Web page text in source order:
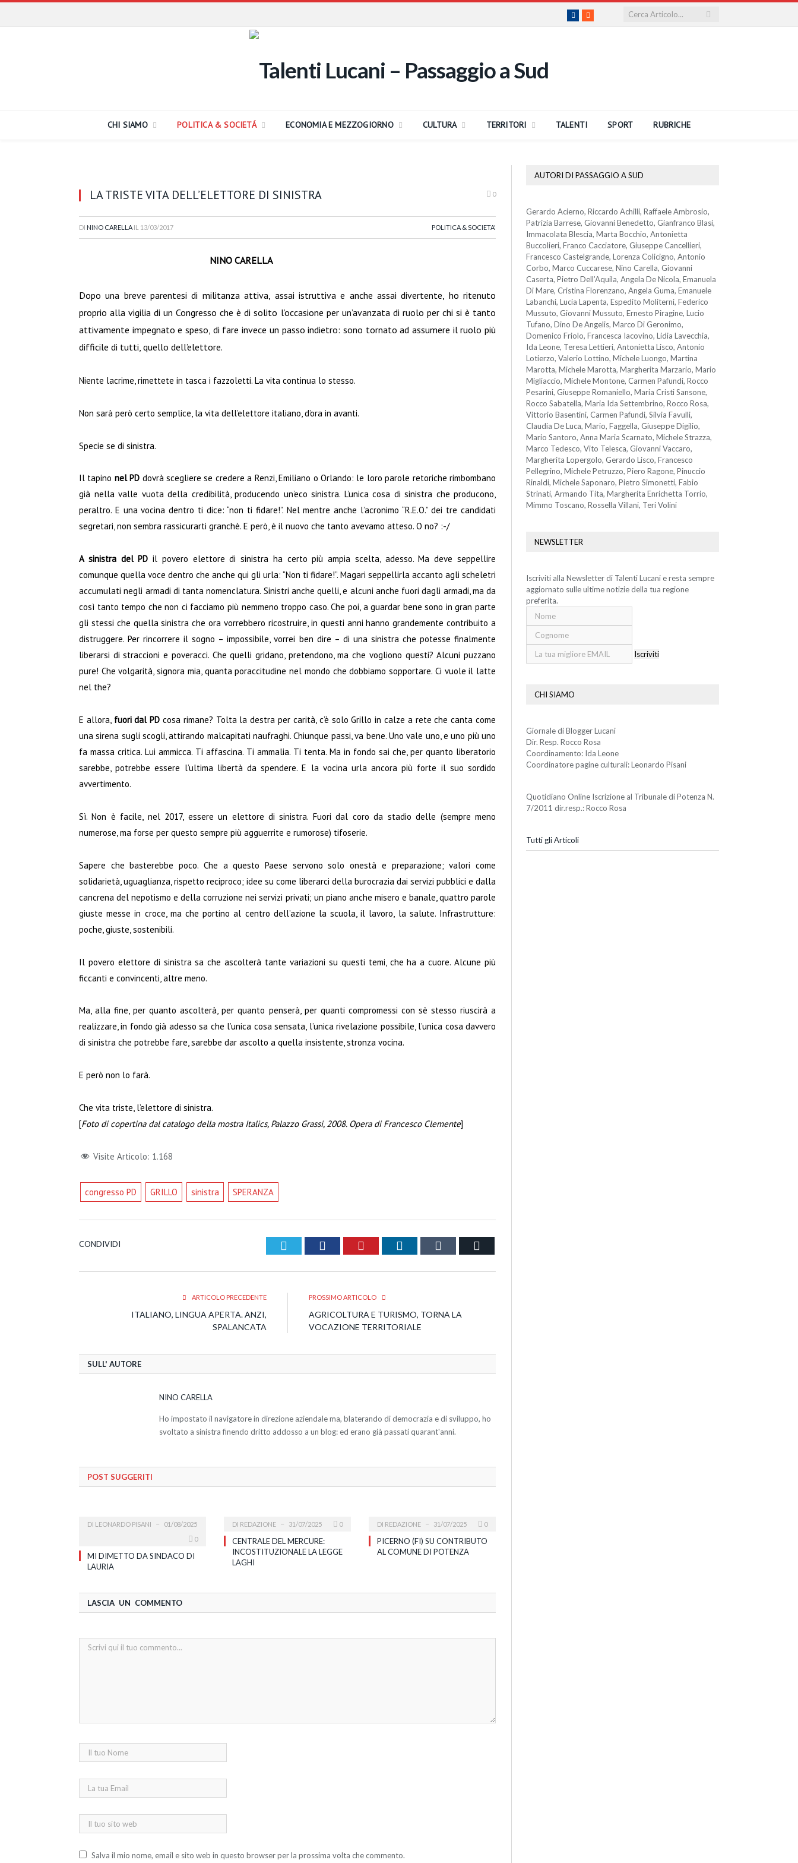
Facebook
RSS
CHI SIAMO POLITICA & SOCIETÁ ECONOMIA E MEZZOGIORNO CULTURA TERRITORI TALENTI SPORT RUBRICHE
LA TRISTE VITA DELL’ELETTORE DI SINISTRA 0
DI NINO CARELLA IL 13/03/2017 POLITICA & SOCIETA'
NINO CARELLA
Dopo una breve parentesi di militanza attiva, assai istruttiva e anche assai divertente, ho ritenuto
proprio alla vigilia di un Congresso che è di solito l’occasione per un’avanzata di ruolo per chi si è tanto
attivamente impegnato e speso, di fare invece un passo indietro: sono tornato ad assumere il ruolo più
difficile di tutti, quello dell’elettore.
Niente lacrime, rimettete in tasca i fazzoletti. La vita continua lo stesso.
Non sarà però certo semplice, la vita dell’elettore italiano, d’ora in avanti.
Specie se di sinistra.
Il tapino nel PD dovrà scegliere se credere a Renzi, Emiliano o Orlando: le loro parole retoriche rimbombano
già nella valle vuota della credibilità, producendo un’eco sinistra. L’unica cosa di sinistra che producono,
peraltro. E una vocina dentro ti dice: “non ti fidare!”. Nel mentre anche l’acronimo “R.E.O.” dei tre candidati
segretari, non sembra rassicurarti granchè. E però, è il nuovo che tanto avevamo atteso. O no? :-/
A sinistra del PD il povero elettore di sinistra ha certo più ampia scelta, adesso. Ma deve seppellire
comunque quella voce dentro che anche qui gli urla: “Non ti fidare!”. Magari seppellirla accanto agli scheletri
accumulati negli armadi di tanta nomenclatura. Sinistri anche quelli, e alcuni anche fuori dagli armadi, ma da
così tanto tempo che non ci facciamo più nemmeno troppo caso. Che poi, a guardar bene sono in gran parte
gli stessi che quella sinistra che ora vorrebbero ricostruire, in questi anni hanno grandemente contribuito a
distruggere. Per rincorrere il sogno – impossibile, vorrei ben dire – di una sinistra che potesse finalmente
liberarsi di straccioni e poveracci. Che quelli gridano, pretendono, ma che vogliono questi? Alcuni puzzano
pure! Che volgarità, signora mia, quanta poraccitudine nel mondo che dobbiamo sopportare. Ci vuole il latte
nel the?
E allora, fuori dal PD cosa rimane? Tolta la destra per carità, c’è solo Grillo in calze a rete che canta come
una sirena sugli scogli, attirando malcapitati naufraghi. Chiunque passi, va bene. Uno vale uno, e uno più uno
fa massa critica. Lui ammicca. Ti affascina. Ti ammalia. Ti tenta. Ma in fondo sai che, per quanto liberatorio
sarebbe, potrebbe essere l’ultima libertà da spendere. E la vocina urla ancora più forte il suo sordido
avvertimento.
Sì. Non è facile, nel 2017, essere un elettore di sinistra. Fuori dal coro da stadio delle (sempre meno
numerose, ma forse per questo sempre più agguerrite e rumorose) tifoserie.
Sapere che basterebbe poco. Che a questo Paese servono solo onestà e preparazione; valori come
solidarietà, uguaglianza, rispetto reciproco; idee su come liberarci della burocrazia dai servizi pubblici e dalla
cancrena del nepotismo e della corruzione nei servizi privati; un piano anche misero e banale, quattro parole
giuste messe in croce, ma che portino al centro dell’azione la scuola, il lavoro, la salute. Infrastrutture:
poche, giuste, sostenibili.
Il povero elettore di sinistra sa che ascolterà tante variazioni su questi temi, che ha a cuore. Alcune più
ficcanti e convincenti, altre meno.
Ma, alla fine, per quanto ascolterà, per quanto penserà, per quanti compromessi con sè stesso riuscirà a
realizzare, in fondo già adesso sa che l’unica cosa sensata, l’unica rivelazione possibile, l’unica cosa davvero
di sinistra che potrebbe fare, sarebbe dar ascolto a quella insistente, stronza vocina.
E però non lo farà.
Che vita triste, l’elettore di sinistra.
[Foto di copertina dal catalogo della mostra Italics, Palazzo Grassi, 2008. Opera di Francesco Clemente]
Visite Articolo: 1.168
congresso PD GRILLO sinistra SPERANZA
CONDIVIDI Twitter Facebook Pinterest LinkedIn Tumblr
ARTICOLO PRECEDENTE
ITALIANO, LINGUA APERTA. ANZI,
SPALANCATA
PROSSIMO ARTICOLO
AGRICOLTURA E TURISMO, TORNA LA
VOCAZIONE TERRITORIALE
SULL' AUTORE
NINO CARELLA
Ho impostato il navigatore in direzione aziendale ma, blaterando di democrazia e di sviluppo, ho
svoltato a sinistra finendo dritto addosso a un blog: ed erano già passati quarant'anni.
POST SUGGERITI
DI LEONARDO PISANI
01/08/2025
0
MI DIMETTO DA SINDACO DI
LAURIA
DI REDAZIONE 31/07/2025 0
CENTRALE DEL MERCURE:
INCOSTITUZIONALE LA LEGGE
LAGHI
DI REDAZIONE 31/07/2025 0
PICERNO (FI) SU CONTRIBUTO
AL COMUNE DI POTENZA
LASCIA UN COMMENTO
Salva il mio nome, email e sito web in questo browser per la prossima volta che commento.
AUTORI DI PASSAGGIO A SUD
Gerardo Acierno, Riccardo Achilli, Raffaele Ambrosio,
Patrizia Barrese, Giovanni Benedetto, Gianfranco Blasi,
Immacolata Blescia, Marta Bocchio, Antonietta
Buccolieri, Franco Cacciatore, Giuseppe Cancellieri,
Francesco Castelgrande, Lorenza Colicigno, Antonio
Corbo, Marco Cuccarese, Nino Carella, Giovanni
Caserta, Pietro Dell’Aquila, Angela De Nicola, Emanuela
Di Mare, Cristina Florenzano, Angela Guma, Emanuele
Labanchi, Lucia Lapenta, Espedito Moliterni, Federico
Mussuto, Giovanni Mussuto, Ernesto Piragine, Lucio
Tufano, Dino De Angelis, Marco Di Geronimo,
Domenico Friolo, Francesca Iacovino, Lidia Lavecchia,
Ida Leone, Teresa Lettieri, Antonietta Lisco, Antonio
Lotierzo, Valerio Lottino, Michele Luongo, Martina
Marotta, Michele Marotta, Margherita Marzario, Mario
Migliaccio, Michele Montone, Carmen Pafundi, Rocco
Pesarini, Giuseppe Romaniello, Maria Cristi Sansone,
Rocco Sabatella, Maria Ida Settembrino, Rocco Rosa,
Vittorio Basentini, Carmen Pafundi, Silvia Favulli,
Claudia De Luca, Mario, Faggella, Giuseppe Digilio,
Mario Santoro, Anna Maria Scarnato, Michele Strazza,
Marco Tedesco, Vito Telesca, Giovanni Vaccaro,
Margherita Lopergolo, Gerardo Lisco, Francesco
Pellegrino, Michele Petruzzo, Piero Ragone, Pinuccio
Rinaldi, Michele Saponaro, Pietro Simonetti, Fabio
Strinati, Armando Tita, Margherita Enrichetta Torrio,
Mimmo Toscano, Rossella Villani, Teri Volini
NEWSLETTER
Iscriviti alla Newsletter di Talenti Lucani e resta sempre
aggiornato sulle ultime notizie della tua regione
preferita.
Iscriviti
CHI SIAMO
Giornale di Blogger Lucani
Dir. Resp. Rocco Rosa
Coordinamento: Ida Leone
Coordinatore pagine culturali: Leonardo Pisani
Quotidiano Online Iscrizione al Tribunale di Potenza N.
7/2011 dir.resp.: Rocco Rosa
Tutti gli Articoli